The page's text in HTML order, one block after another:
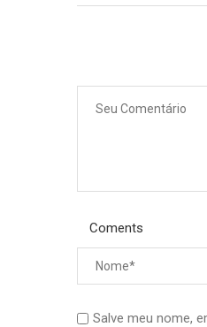
Coments
Salve meu nome,